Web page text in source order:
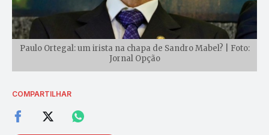
Paulo Ortegal: um irista na chapa de Sandro Mabel? | Foto:
Jornal Opção
COMPARTILHAR